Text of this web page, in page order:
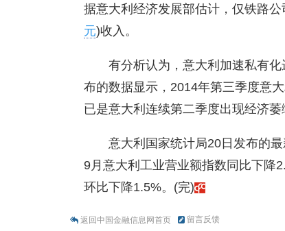
据意大利经济发展部估计，仅铁路
元)收入。
有分析认为，意大利加速私有
布的数据显示，2014年第三季度意
已是意大利连续第二季度出现经济萎
意大利国家统计局20日发布的
9月意大利工业营业额指数同比下降
环比下降1.5%。(完)
返回中国金融信息网首页 留言反馈